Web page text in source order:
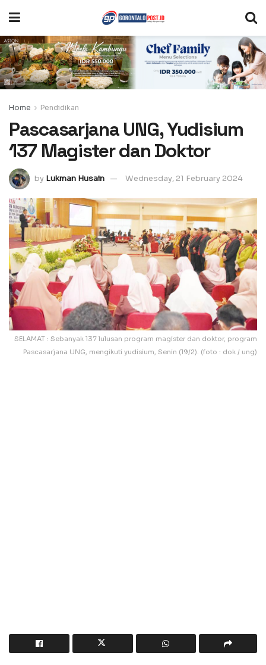
Home Pendidikan
Pascasarjana UNG, Yudisium
137 Magister dan Doktor
by Lukman Husain Wednesday, 21 February 2024
SELAMAT : Sebanyak 137 lulusan program magister dan doktor, program
Pascasarjana UNG, mengikuti yudisium, Senin (19/2). (foto : dok / ung)